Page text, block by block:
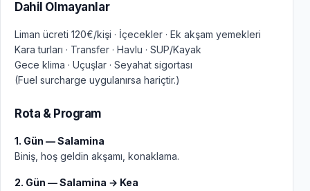
Dahil Olmayanlar
Liman ücreti 120€/kişi · İçecekler · Ek akşam yemekleri
Kara turları · Transfer · Havlu · SUP/Kayak
Gece klima · Uçuşlar · Seyahat sigortası
(Fuel surcharge uygulanırsa hariçtir.)
Rota & Program
1. Gün — Salamina
Biniş, hoş geldin akşamı, konaklama.
2. Gün — Salamina → Kea